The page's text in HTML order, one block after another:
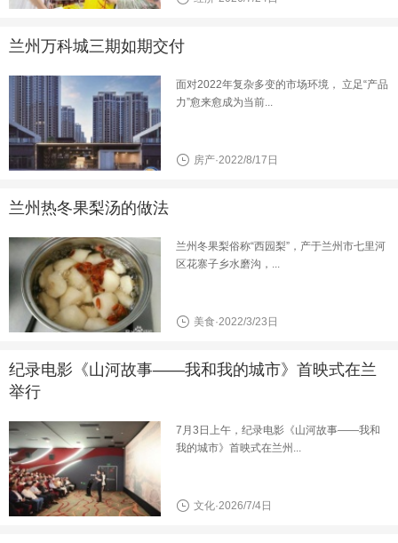
兰州万科城三期如期交付
面对2022年复杂多变的市场环境， 立足“产品
力”愈来愈成为当前...
房产·2022/8/17日
兰州热冬果梨汤的做法
兰州冬果梨俗称“西园梨”，产于兰州市七里河
区花寨子乡水磨沟，...
美食·2022/3/23日
纪录电影《山河故事——我和我的城市》首映式在兰
举行
7月3日上午，纪录电影《山河故事——我和
我的城市》首映式在兰州...
文化·2026/7/4日